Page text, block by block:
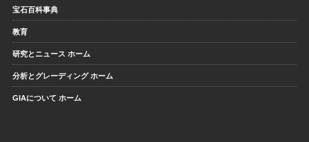
宝石百科事典
教育
研究とニュース ホーム
分析とグレーディング ホーム
GIAについて ホーム